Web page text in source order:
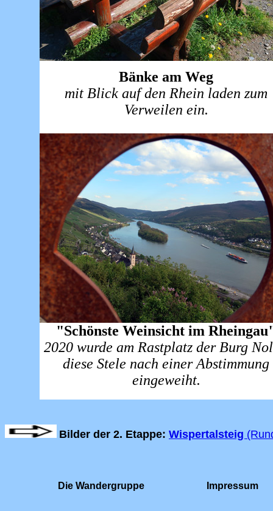
Bänke am Weg
mit Blick auf den Rhein laden zum
Verweilen ein.
"Schönste Weinsicht im
2020 wurde am Rastplatz der Burg
diese Stele nach einer Abstimmung
eingeweiht.
Bilder der 2. Etappe: Wispertalsteig
Die Wandergruppe Impressum